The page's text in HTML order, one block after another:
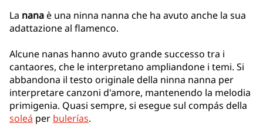
La nanaè una ninna nanna che ha avuto anche la sua
adattazione al flamenco.
Alcune nanas hanno avuto grande successo tra i
cantaores, che le interpretano ampliandone i temi. Si
abbandona il testo originale della ninna nanna per
interpretare canzoni d'amore, mantenendo la melodia
primigenia. Quasi sempre, si esegue sul compás della
soleá per bulerías.